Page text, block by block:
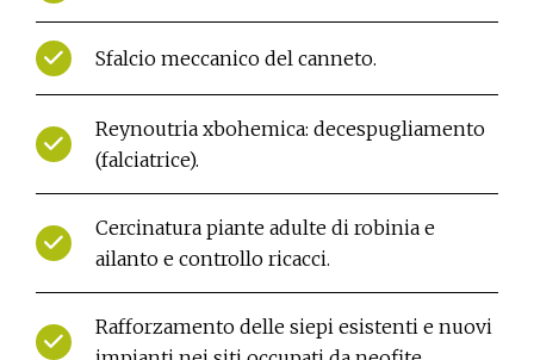
Sfalcio meccanico del canneto.
Reynoutria xbohemica: decespugliamento
(falciatrice).
Cercinatura piante adulte di robinia e
ailanto e controllo ricacci.
Rafforzamento delle siepi esistenti e nuovi